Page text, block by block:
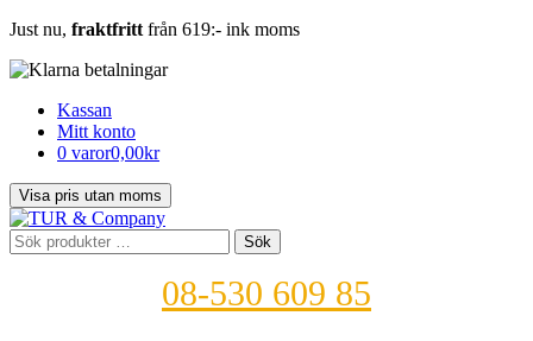
Just nu, fraktfritt från 619:- ink moms
Kassan
Mitt konto
0 varor0,00kr
Sök
efter:
Sök
08-530 609 85